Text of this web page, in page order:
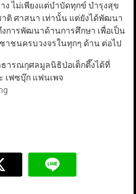
ง ไม่เพียงแต่บำบัดทุกข์ บำรุงสุข
ติ ศาสนา เท่านั้น แต่ยังได้พัฒนา
การพัฒนาด้านการศึกษา เพื่อเป็น
าชนครบวงจรในทุกๆ ด้าน ต่อไป
ารณกุศลมูลนิธิป่อเต็กตึ๊งได้ที่
เฟซบุ๊ก แฟนเพจ